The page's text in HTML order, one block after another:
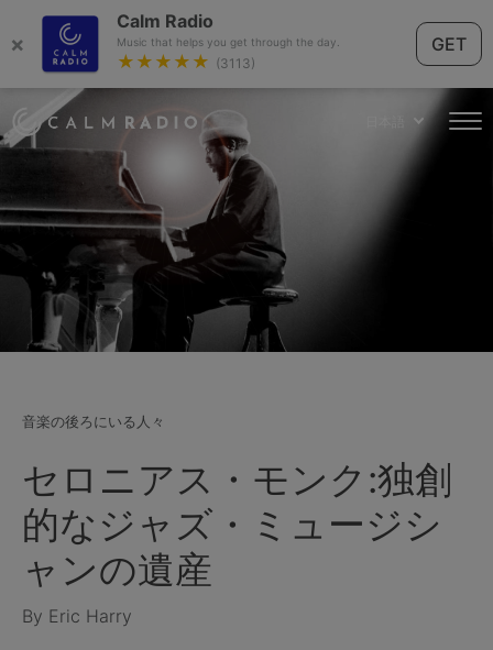
×
Calm Radio
Music that helps you get through the day.
★★★★★ (3113)
GET
音楽の後ろにいる人々
セロニアス・モンク:独創
的なジャズ・ミュージシ
ャンの遺産
By Eric Harry